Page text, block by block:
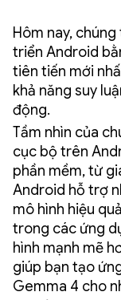
Hôm nay,
triển Android
tiên tiến mới
khả năng suy
động.
Tầm nhìn của
cục bộ trên
phần mềm, từ
Android hỗ trợ
mô hình hiệu
trong các ứng
hình mạnh mẽ
giúp bạn tạo
Gemma 4 cho